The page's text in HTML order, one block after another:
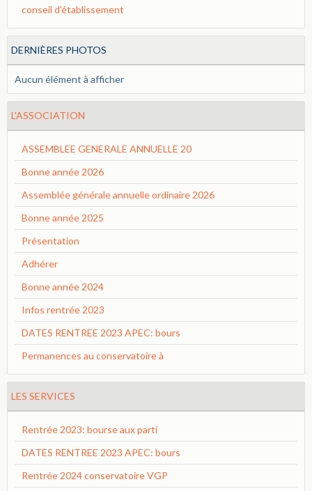
conseil d'établissement
DERNIÈRES PHOTOS
Aucun élément à afficher
L'ASSOCIATION
ASSEMBLEE GENERALE ANNUELLE 20
Bonne année 2026
Assemblée générale annuelle ordinaire 2026
Bonne année 2025
Présentation
Adhérer
Bonne année 2024
Infos rentrée 2023
DATES RENTREE 2023 APEC: bours
Permanences au conservatoire à
LES SERVICES
Rentrée 2023: bourse aux parti
DATES RENTREE 2023 APEC: bours
Rentrée 2024 conservatoire VGP